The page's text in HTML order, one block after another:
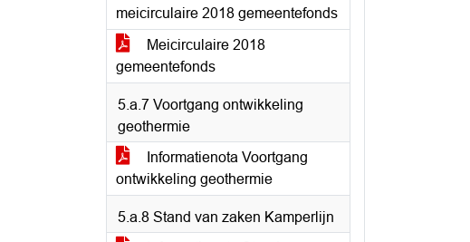
meicirculaire 2018 gemeentefonds
Meicirculaire 2018
gemeentefonds
5.a.7 Voortgang ontwikkeling
geothermie
Informatienota Voortgang
ontwikkeling geothermie
5.a.8 Stand van zaken Kamperlijn